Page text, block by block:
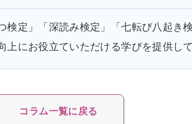
定」「深読み検定」「七転び八起き
上にお役立ていただける学びを提供し
コラム一覧に戻る